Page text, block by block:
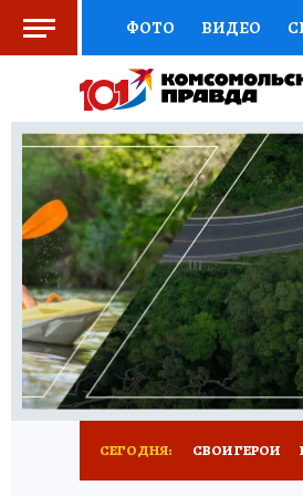
ФОТО ВИДЕО
СОЦПОДДЕРЖКА
ВЫБОР ЭКСПЕРТОВ
КНИЖНАЯ ПОЛКА
ПРЕСС-ЦЕНТР
ВСЕ О КП РАДИО
СЕГОДНЯ: СВОИ ГЕРОИ